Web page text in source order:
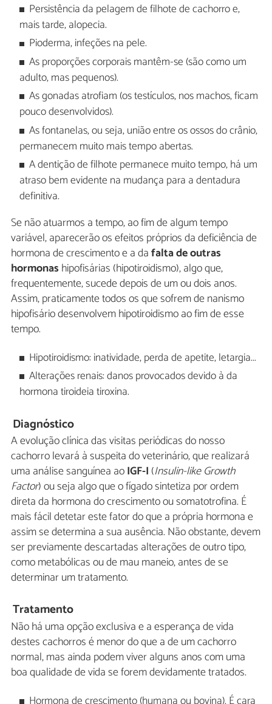
Persistência da pelagem de filhote de cachorro e,
mais tarde, alopecia.
Pioderma, infeções na pele.
As proporções corporais mantêm-se (são como um
adulto, mas pequenos).
As gonadas atrofiam (os testículos, nos machos, ficam
pouco desenvolvidos).
As fontanelas, ou seja, união entre os ossos do crânio,
permanecem muito mais tempo abertas.
A dentição de filhote permanece muito tempo, há um
atraso bem evidente na mudança para a dentadura
definitiva.
Se não atuarmos a tempo, ao fim de algum tempo
variável, aparecerão os efeitos próprios da deficiência de
hormona de crescimento e a dafalta de outras
hormonas hipofisárias (hipotiroidismo), algo que,
frequentemente, sucede depois de um ou dois anos.
Assim, praticamente todos os que sofrem de nanismo
hipofisário desenvolvem hipotiroidismo ao fim de esse
tempo.
Hipotiroidismo: inatividade, perda de apetite, letargia...
Alterações renais: danos provocados devido à da
hormona tiroideia tiroxina.
Diagnóstico
A evolução clínica das visitas periódicas do nosso
cachorro levará à suspeita do veterinário, que realizará
uma análise sanguínea aoIGF-I (Insulin-like Growth
Factor) ou seja algo que o fígado sintetiza por ordem
direta da hormona do crescimento ou somatotrofina. É
mais fácil detetar este fator do que a própria hormona e
assim se determina a sua ausência. Não obstante, devem
ser previamente descartadas alterações de outro tipo,
como metabólicas ou de mau maneio, antes de se
determinar um tratamento.
Tratamento
Não há uma opção exclusiva e a esperança de vida
destes cachorros é menor do que a de um cachorro
normal, mas ainda podem viver alguns anos com uma
boa qualidade de vida se forem devidamente tratados.